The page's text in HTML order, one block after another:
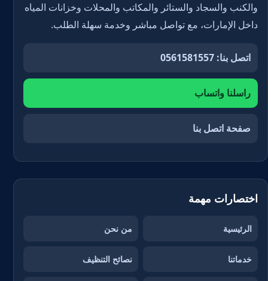
والكنب والسجاد والستائر والمكاتب والمحلات وخزانات المياه
داخل الإمارات، مع تواصل مباشر وخدمة سهلة الطلب.
اتصل بنا: 0561581557
راسلنا واتساب
صفحة اتصل بنا
اختصارات مهمة
الرئيسية من نحن
خدماتنا نصائح التنظيف